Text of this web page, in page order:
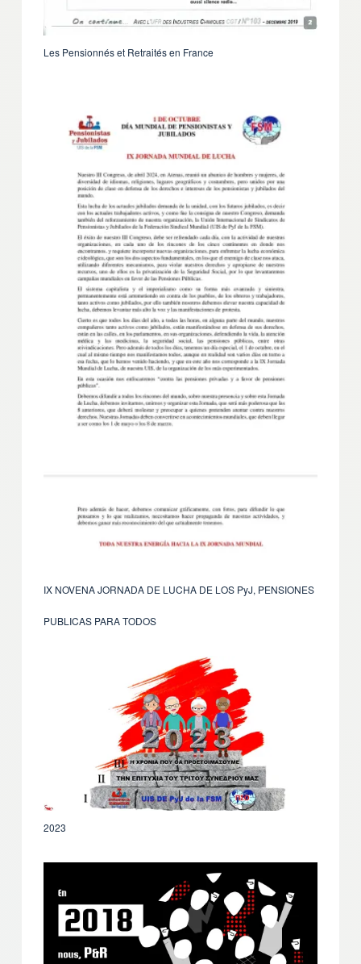
Les Pensionnés et Retraités en France
IX NOVENA JORNADA DE LUCHA DE LOS PyJ, PENSIONES
PUBLICAS PARA TODOS
2023